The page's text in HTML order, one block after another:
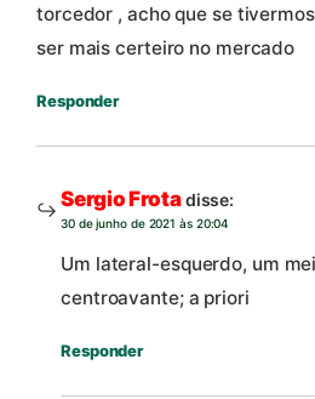
torcedor , acho que se
ser mais certeiro no mercado
Responder
Sergio Frotadisse:
30 de junho de 2021 às 20:04
Um lateral-esquerdo, um
centroavante; a priori
Responder